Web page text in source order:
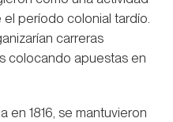
período colonial tardío.
carreras
colocando apuestas en
1816, se mantuvieron